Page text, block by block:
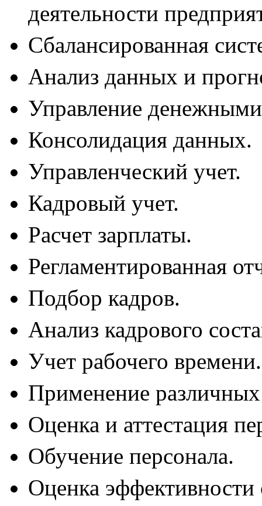
деятельности
Сбалансированная
Анализ данных и
Управление денежными
Консолидация данных.
Управленческий учет.
Кадровый учет.
Расчет зарплаты.
Регламентированная
Подбор кадров.
Анализ кадрового
Учет рабочего времени.
Применение
Оценка и аттестация
Обучение персонала.
Оценка